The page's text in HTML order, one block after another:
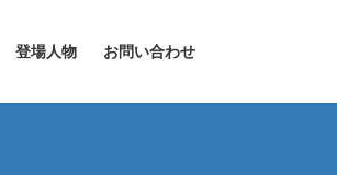
登場人物 お問い合わせ